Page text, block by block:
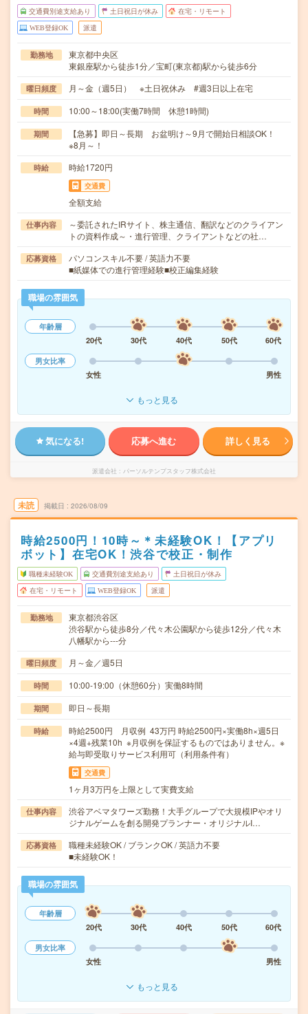
交通費別途支給あり 土日祝日が休み 在宅・リモート
WEB登録OK 派遣
勤務地
東京都中央区
東銀座駅から徒歩1分／宝町(東京都)駅から徒歩6分
曜日頻度 月～金（週5日） ※土日祝休み #週3日以上在宅
時間 10:00～18:00(実働7時間 休憩1時間)
期間
【急募】即日～長期 お盆明け～9月で開始日相談OK！
※8月～！
時給 時給1720円
交通費
全額支給
仕事内容
～委託されたIRサイト、株主通信、翻訳などのクライアン
トの資料作成～・進行管理、クライアントなどの社…
応募資格
パソコンスキル不要 / 英語力不要
■紙媒体での進行管理経験■校正編集経験
職場の雰囲気
年齢層
20代
30代 40代 50代
60代
男女比率
女性
男性
もっと見る
気になる! 応募へ進む 詳しく見る
派遣会社 パーソルテンプスタッフ株式会社
未読 掲載日 2026/08/09
時給2500円！10時～＊未経験OK！【アプリ
ボット】在宅OK！渋谷で校正・制作
職種未経験OK 交通費別途支給あり 土日祝日が休み
在宅・リモート WEB登録OK 派遣
勤務地
東京都渋谷区
渋谷駅から徒歩8分／代々木公園駅から徒歩12分／代々木
八幡駅から---分
曜日頻度 月～金／週5日
時間 10:00-19:00（休憩60分）実働8時間
期間 即日～長期
時給
時給2500円 月収例 43万円 時給2500円×実働8h×週5日
×4週+残業10h ※月収例を保証するものではありません。※
給与即受取りサービス利用可（利用条件有）
交通費
1ヶ月3万円を上限として実費支給
仕事内容
渋谷アベマタワーズ勤務！大手グループで大規模IPやオリ
ジナルゲームを創る開発プランナー・オリジナルI…
応募資格
職種未経験OK / ブランクOK / 英語力不要
■未経験OK！
職場の雰囲気
年齢層
20代
30代 40代 50代
60代
男女比率
女性
男性
もっと見る